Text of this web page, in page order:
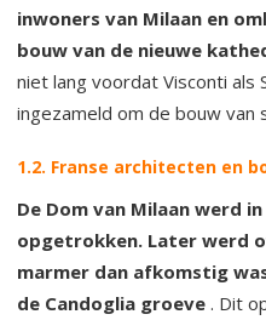
inwoners van Milaan en
bouw van de nieuwe
niet lang voordat Visconti als
ingezameld om de bouw van
1.2. Franse architecten en
De Dom van Milaan werd
opgetrokken. Later werd
marmer dan afkomstig
de Candoglia groeve . Dit